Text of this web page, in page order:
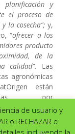
planificación y
el proceso de
la cosecha”; y,
“ofrecer a los
producto
de la
calidad”.
Las
agronómicas
están
por
/ GRASP)
de usuario y
o RECHAZAR o